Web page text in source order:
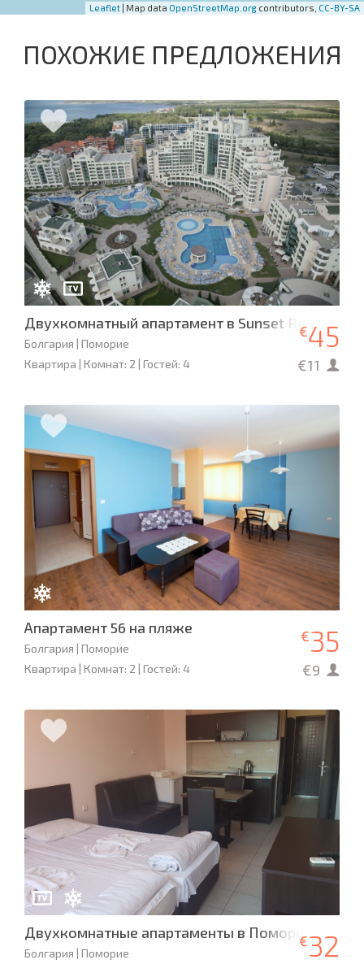
Leaflet | Map data OpenStreetMap.org contributors, CC-BY-SA
ПОХОЖИЕ ПРЕДЛОЖЕНИЯ
Двухкомнатный апартамент в Sunset Resort
Болгария | Поморие
Квартира | Комнат: 2 | Гостей: 4
€45
€11
Апартамент 56 на пляже
Болгария | Поморие
Квартира | Комнат: 2 | Гостей: 4
€35
€9
Двухкомнатные апартаменты в Поморие на
Болгария | Поморие
€32